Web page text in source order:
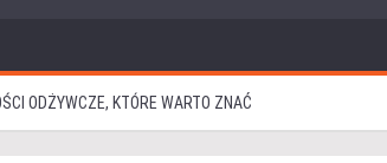
ODŻYWCZE, KTÓRE WARTO ZNAĆ